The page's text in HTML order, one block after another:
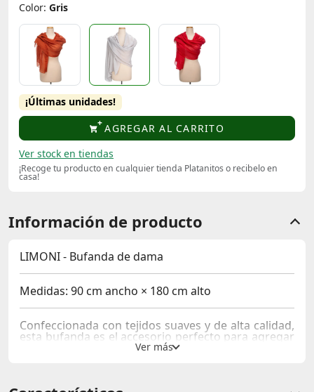
Color: Gris
¡Últimas unidades!
AGREGAR AL CARRITO
Ver stock en tiendas
¡Recoge tu producto en cualquier tienda Platanitos o recibelo en
casa!
Información de producto
LIMONI - Bufanda de dama
Medidas: 90 cm ancho × 180 cm alto
Confeccionada con tejidos suaves y de alta calidad,
esta bufanda es el accesorio perfecto para agregar
un toque de elegancia a cualquier atuendo.